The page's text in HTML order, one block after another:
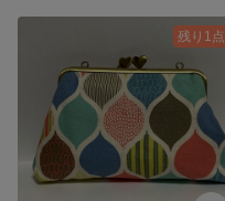
残り1点